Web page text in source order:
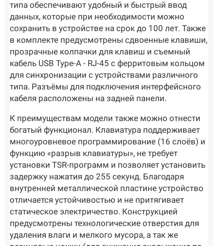
типа обеспечивают удобный и быстрый ввод
данных, которые при необходимости можно
сохранить в устройстве на срок до 100 лет. Также
в комплекте предусмотрены сдвоенные клавиши,
прозрачные колпачки для клавиш и съемный
кабель USB Type-A - RJ-45 с ферритовым кольцом
для синхронизации с устройствами различного
типа. Разъёмы для подключения интерфейсного
кабеля расположены на задней панели.
К преимуществам модели также можно отнести
богатый функционал. Клавиатура поддерживает
многоуровневое программирование (16 слоёв) и
функцию «разрыв клавиатуры», не требует
установки TSR-программ и позволяет установить
задержку нажатия до 255 секунд. Благодаря
внутренней металлической пластине устройство
отличается устойчивостью и не притягивает
статическое электричество. Конструкцией
предусмотрены технологические отверстия для
удаления влаги и мелкого мусора, а так же